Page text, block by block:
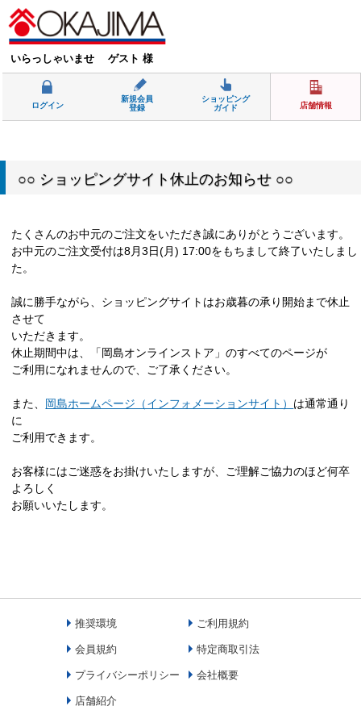
いらっしゃいませ ゲスト 様
ログイン
新規会員
登録
ショッピング
ガイド
店舗情報
○○ ショッピングサイト休止のお知らせ ○○
たくさんのお中元のご注文をいただき誠にありがとうございます。
お中元のご注文受付は8月3日(月) 17:00をもちまして終了いたしまし
た。
誠に勝手ながら、ショッピングサイトはお歳暮の承り開始まで休止
させて
いただきます。
休止期間中は、「岡島オンラインストア」のすべてのページが
ご利用になれませんので、ご了承ください。
また、 岡島ホームページ（インフォメーションサイト） は通常通り
に
ご利用できます。
お客様にはご迷惑をお掛けいたしますが、ご理解ご協力のほど何卒
よろしく
お願いいたします。
推奨環境 ご利用規約
会員規約 特定商取引法
プライバシーポリシー 会社概要
店舗紹介